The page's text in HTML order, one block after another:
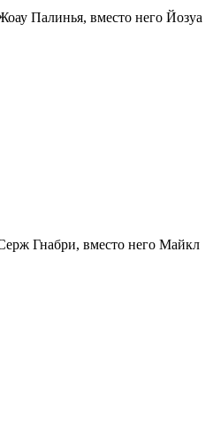
Палинья, вместо него Йозуа
Гнабри, вместо него Майкл